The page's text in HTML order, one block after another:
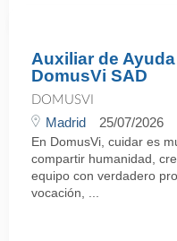
Auxiliar de
DomusVi SAD
DOMUSVI
Madrid 25/07/2026
En DomusVi, cuidar es
compartir humanidad,
equipo con verdadero
vocación, ...